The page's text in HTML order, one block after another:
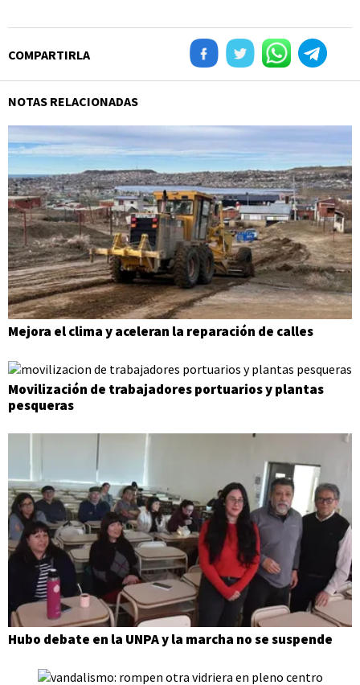
COMPARTIRLA
NOTAS RELACIONADAS
Mejora el clima y aceleran la reparación de calles
Movilización de trabajadores portuarios y plantas
pesqueras
Hubo debate en la UNPA y la marcha no se suspende